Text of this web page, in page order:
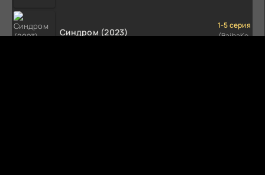
Синдром (2023)
1-5 серия
(BaibaKo,